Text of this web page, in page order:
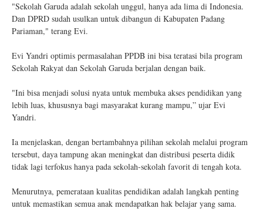
"Sekolah Garuda adalah sekolah unggul, hanya ada lima di Indonesia.
Dan DPRD sudah usulkan untuk dibangun di Kabupaten Padang
Pariaman," terang Evi.
Evi Yandri optimis permasalahan PPDB ini bisa teratasi bila program
Sekolah Rakyat dan Sekolah Garuda berjalan dengan baik.
"Ini bisa menjadi solusi nyata untuk membuka akses pendidikan yang
lebih luas, khususnya bagi masyarakat kurang mampu,” ujar Evi
Yandri.
Ia menjelaskan, dengan bertambahnya pilihan sekolah melalui program
tersebut, daya tampung akan meningkat dan distribusi peserta didik
tidak lagi terfokus hanya pada sekolah-sekolah favorit di tengah kota.
Menurutnya, pemerataan kualitas pendidikan adalah langkah penting
untuk memastikan semua anak mendapatkan hak belajar yang sama.